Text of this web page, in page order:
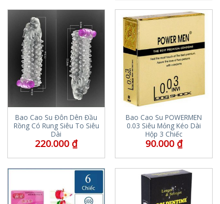
Bao Cao Su Đôn Dên Đầu
Rồng Có Rung Siêu To Siêu
Dài
220.000 ₫
Bao Cao Su POWERMEN
0.03 Siêu Mỏng Kéo Dài
Hộp 3 Chiếc
90.000 ₫